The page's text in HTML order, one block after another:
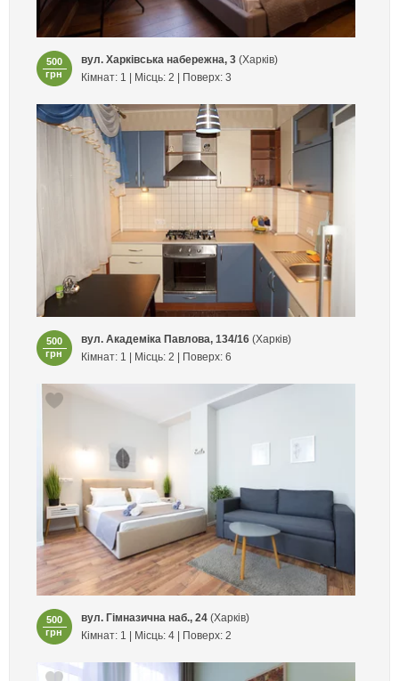
500
грн
вул. Харківська набережна, 3(Харків)
Кімнат: 1 | Місць: 2 | Поверх: 3
500
грн
вул. Академіка Павлова, 134/16(Харків)
Кімнат: 1 | Місць: 2 | Поверх: 6
500
грн
вул. Гімназична наб., 24(Харків)
Кімнат: 1 | Місць: 4 | Поверх: 2